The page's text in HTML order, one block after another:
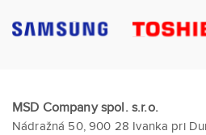
MSD Company spol. s.r.o.
Nádražná 50, 900 28 Ivanka pri